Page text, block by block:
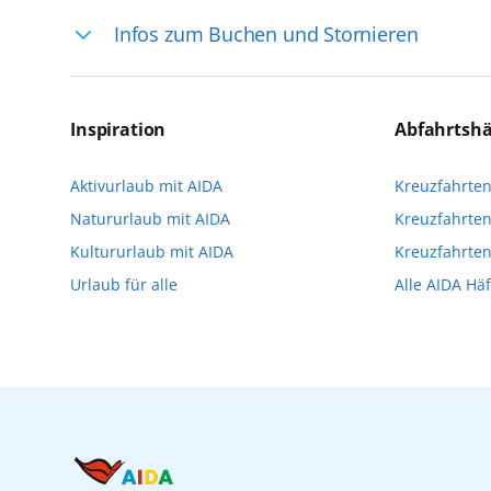
selten, sodass dort englischsprachige
das Reiseerlebnis
Infos zum Buchen und Stornieren
Reservierungsanfrage über aida.de/
Verfügung stehen. Deshalb empfehlen
vorzunehmen.
Inspiration
Aktivurlaub mit AIDA
Natururlaub mit AIDA
Kultururlaub mit AIDA
Urlaub für alle
Alle AIDA